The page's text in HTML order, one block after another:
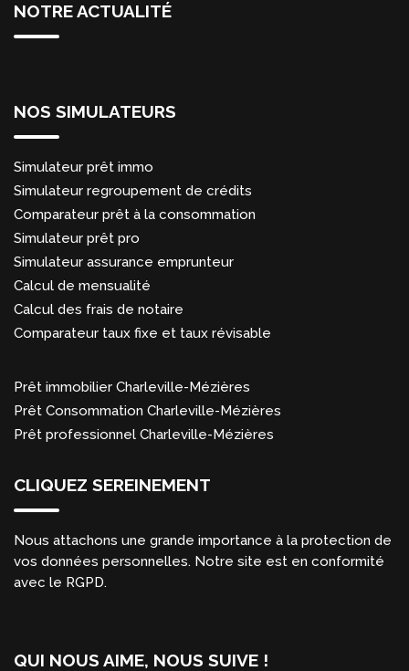
NOTRE ACTUALITÉ
NOS SIMULATEURS
Simulateur prêt immo
Simulateur regroupement de crédits
Comparateur prêt à la consommation
Simulateur prêt pro
Simulateur assurance emprunteur
Calcul de mensualité
Calcul des frais de notaire
Comparateur taux fixe et taux révisable
Prêt immobilier Charleville-Mézières
Prêt Consommation Charleville-Mézières
Prêt professionnel Charleville-Mézières
CLIQUEZ SEREINEMENT
Nous attachons une grande importance à la protection de
vos données personnelles. Notre site est en conformité
avec le RGPD.
QUI NOUS AIME, NOUS SUIVE !